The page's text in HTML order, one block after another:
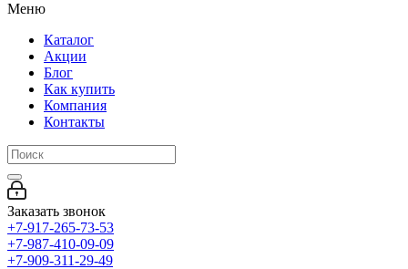
Меню
Каталог
Акции
Блог
Как купить
Компания
Контакты
Заказать звонок
+7-917-265-73-53
+7-987-410-09-09
+7-909-311-29-49